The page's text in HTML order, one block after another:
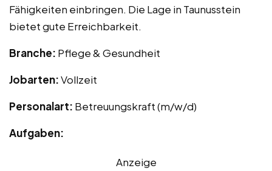
Fähigkeiten einbringen. Die Lage in Taunusstein
bietet gute Erreichbarkeit.
Branche: Pflege & Gesundheit
Jobarten:Vollzeit
Personalart: Betreuungskraft (m/w/d)
Aufgaben:
Anzeige